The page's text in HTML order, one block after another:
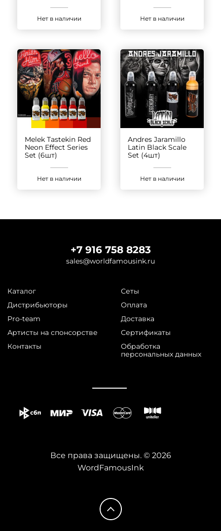
Нет в наличии Нет в наличии
Melek Tastekin Red
Neon Effect Series
Set (6шт)
Нет в наличии
Andres Jaramillo
Latin Black Scale
Set (4шт)
Нет в наличии
WordFamousInk
Все права защищены. © 2026
Каталог
Дистрибьюторы
Pro-team
Артисты на спонсорстве
Контакты
Сеты
Оплата
Доставка
Сертификаты
Обработка
персональных данных
+7 916 758 8283
sales@worldfamousink.ru